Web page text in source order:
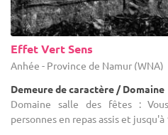
Effet Vert Sens
Anhée - Province de Namur (WNA)
Demeure de caractère / Domaine
Domaine salle des fêtes :
personnes en repas assis et